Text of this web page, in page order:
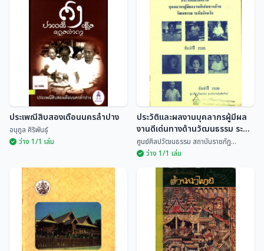
ประเพณีสิบสองเดือนนครลำปาง
อนุกูล ศิริพันธุ์
ประเพณีสิบสองเดือนนครลำปาง
อนุกูล ศิริพันธุ์
ว่าง 1/1 เล่ม
ประวัติและผลงานบุคลากรผู้มีผล
งานดีเด่นทางด้านวัฒนธรรม
ระดับจังหวัด ประจำปี 2535
ศูนย์ศิลปวัฒนธรรม สถ...
ประวัติและผลงานบุคลากรผู้มีผล
งานดีเด่นทางด้านวัฒนธรรม ระดับ
จังหวัด ประจำปี 2535
ศูนย์ศิลปวัฒนธรรม สถาบันราชภัฏ...
ว่าง 1/1 เล่ม